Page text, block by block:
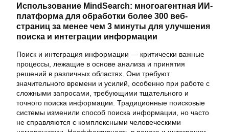
Использование MindSearch: многоагентная ИИ-
платформа для обработки более 300 веб-
страниц за менее чем 3 минуты для улучшения
поиска и интеграции информации
Поиск и интеграция информации — критически важные
процессы, лежащие в основе анализа и принятия
решений в различных областях. Они требуют
значительного времени и усилий, особенно при работе с
сложными запросами, требующими тщательного и
точного поиска информации. Традиционные поисковые
системы изменили способ поиска информации, но часто
не справляются с комплексными человеческими